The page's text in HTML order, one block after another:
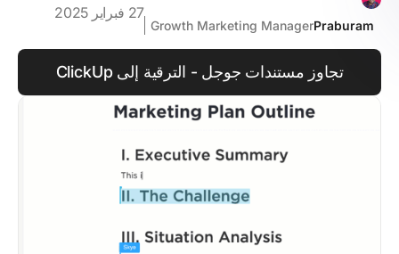
Praburam
Growth Marketing Manager
27 فبراير 2025
تجاوز مستندات جوجل - الترقية إلى ClickUp